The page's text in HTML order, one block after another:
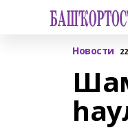
Новости